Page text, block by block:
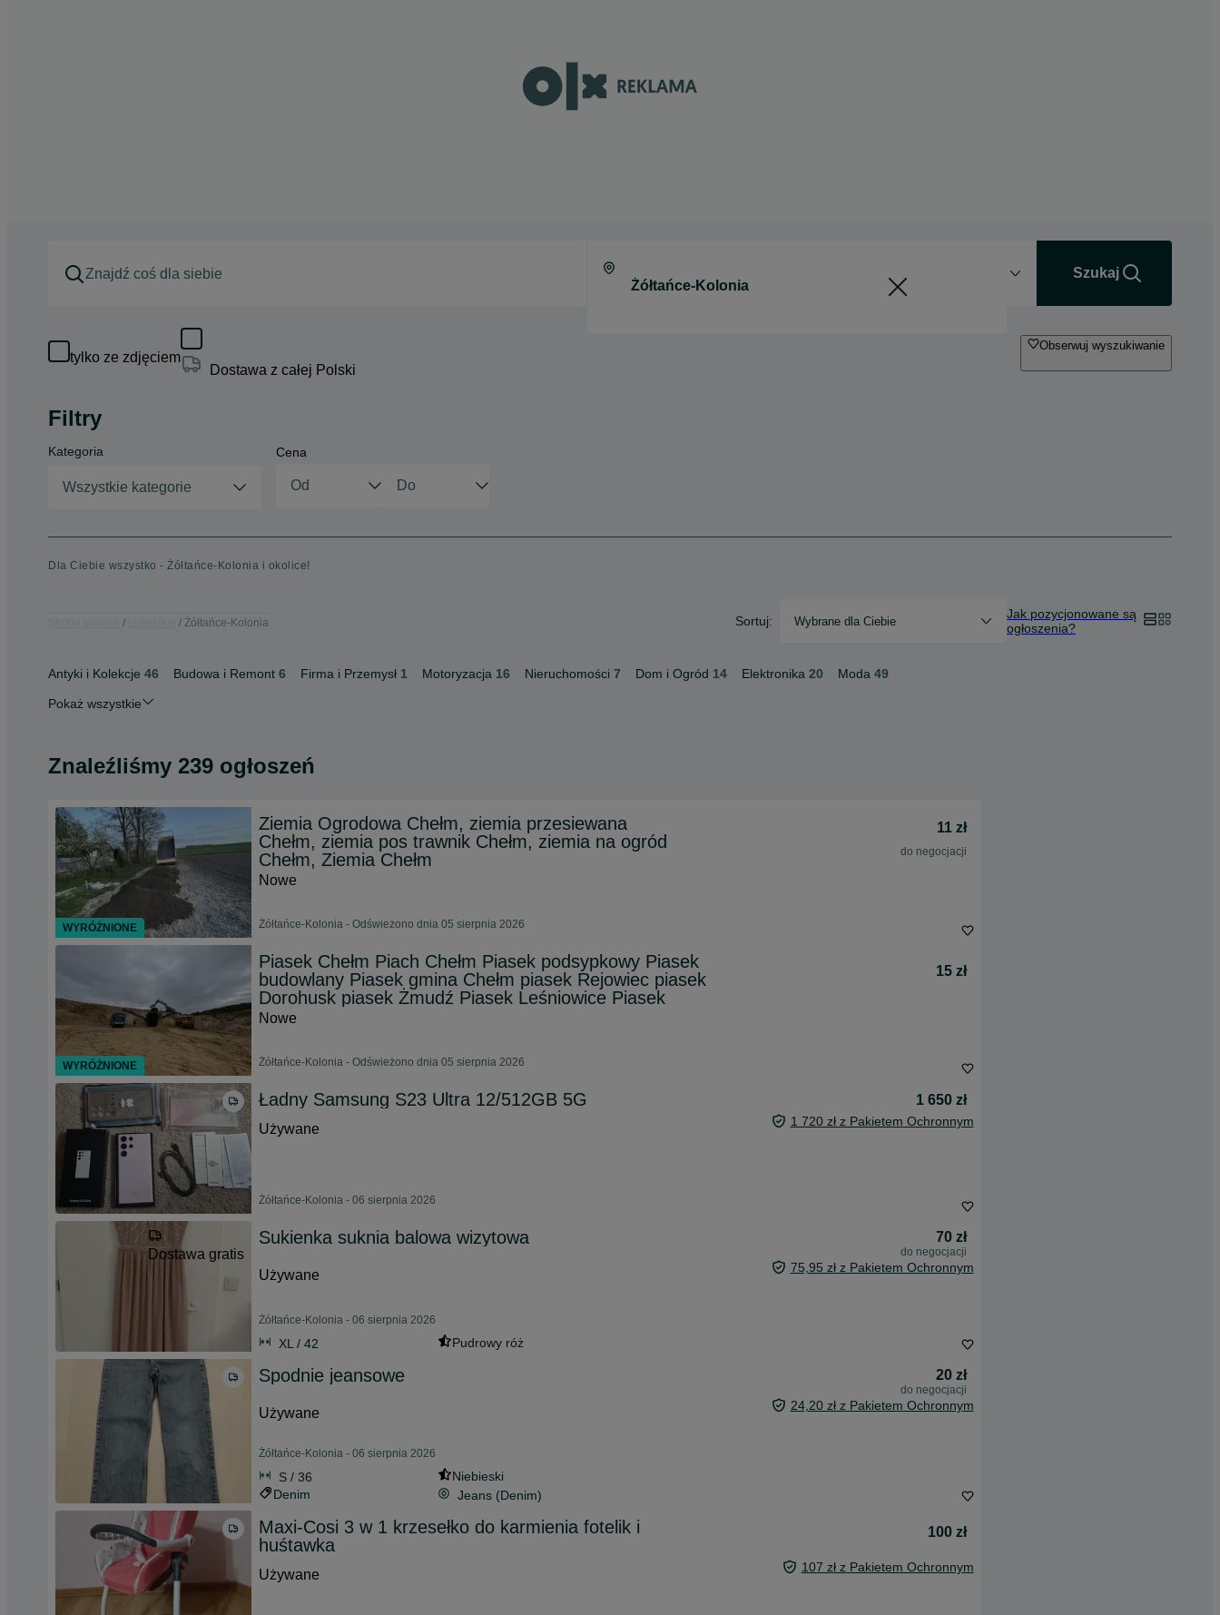
Szukaj
tylko ze zdjęciem
Dostawa z całej Polski
Obserwuj wyszukiwanie
Filtry
Kategoria
Wszystkie kategorie
Cena
Dla Ciebie wszystko - Żółtańce-Kolonia i okolice!
Żółtańce-Kolonia Sortuj: Wybrane dla Ciebie
Jak pozycjonowane są
ogłoszenia?
Antyki i Kolekcje 46 Budowa i Remont 6 Firma i Przemysł 1 Motoryzacja 16 Nieruchomości 7 Dom i Ogród 14 Elektronika 20 Moda 49
Pokaż wszystkie
Znaleźliśmy 239 ogłoszeń
Ziemia Ogrodowa Chełm, ziemia przesiewana
Chełm, ziemia pos trawnik Chełm, ziemia na ogród
Chełm, Ziemia Chełm
11 zł
do negocjacji
Nowe
Żółtańce-Kolonia - Odświeżono dnia 05 sierpnia 2026
Piasek Chełm Piach Chełm Piasek podsypkowy Piasek
budowlany Piasek gmina Chełm piasek Rejowiec piasek
Dorohusk piasek Żmudź Piasek Leśniowice Piasek
15 zł
Nowe
Żółtańce-Kolonia - Odświeżono dnia 05 sierpnia 2026
Ładny Samsung S23 Ultra 12/512GB 5G
1 650 zł
Używane
1 720 zł z Pakietem Ochronnym
Żółtańce-Kolonia - 06 sierpnia 2026
Dostawa gratis
Sukienka suknia balowa wizytowa 70 zł
do negocjacji
Używane 75,95 zł z Pakietem Ochronnym
Żółtańce-Kolonia - 06 sierpnia 2026
XL / 42 Pudrowy róż
Spodnie jeansowe 20 zł
do negocjacji
Używane 24,20 zł z Pakietem Ochronnym
Żółtańce-Kolonia - 06 sierpnia 2026
S / 36
Niebieski
Denim
Jeans (Denim)
Maxi-Cosi 3 w 1 krzesełko do karmienia fotelik i
huśtawka
100 zł
Używane 107 zł z Pakietem Ochronnym
WYRÓŻNIONE
WYRÓŻNIONE